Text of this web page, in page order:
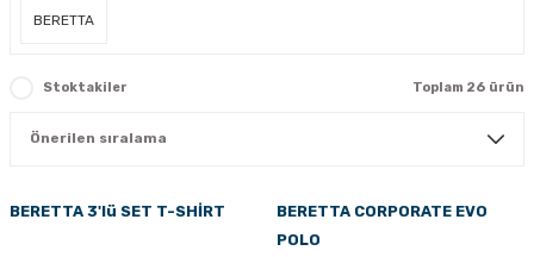
BERETTA
Stoktakiler Toplam 26 ürün
BERETTA 3'lü SET T-SHİRT
BERETTA CORPORATE EVO
POLO